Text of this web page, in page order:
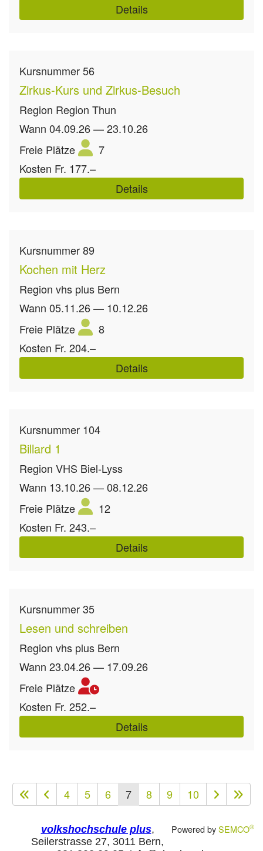
Details
Kursnummer56
Zirkus-Kurs und Zirkus-Besuch
Region Region Thun
Wann 04.09.26 — 23.10.26
Freie Plätze
7
Kosten Fr. 177.–
Details
Kursnummer89
Kochen mit Herz
Region vhs plus Bern
Wann 05.11.26 — 10.12.26
Freie Plätze
8
Kosten Fr. 204.–
Details
Kursnummer 104
Billard 1
Region VHS Biel-Lyss
Wann 13.10.26 — 08.12.26
Freie Plätze
12
Kosten Fr. 243.–
Details
Kursnummer35
Lesen und schreiben
Region vhs plus Bern
Wann 23.04.26 — 17.09.26
Freie Plätze
Kosten Fr. 252.–
Details
4 5 6 7 8 9 10
Powered bySEMCO®
volkshochschule plus,
Seilerstrasse 27, 3011 Bern,